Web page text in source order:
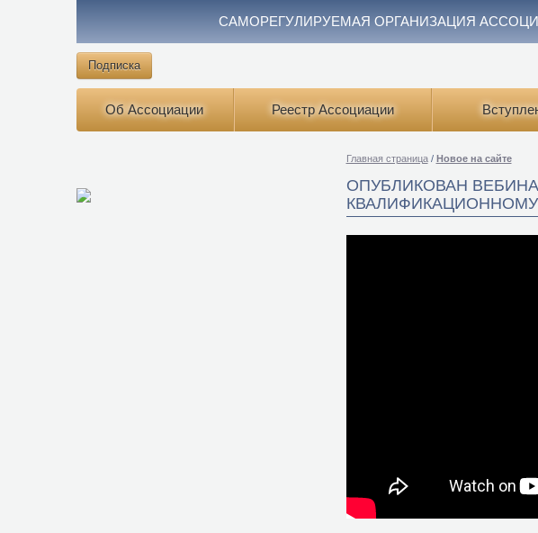
САМОРЕГУЛИРУЕМАЯ ОРГАНИЗАЦИЯ
Подписка
Об Ассоциации Реестр Ассоциации
Главная страница / Новое на сайте
ОПУБЛИКОВАН